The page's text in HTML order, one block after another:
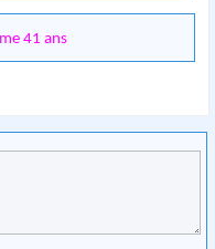
41 ans